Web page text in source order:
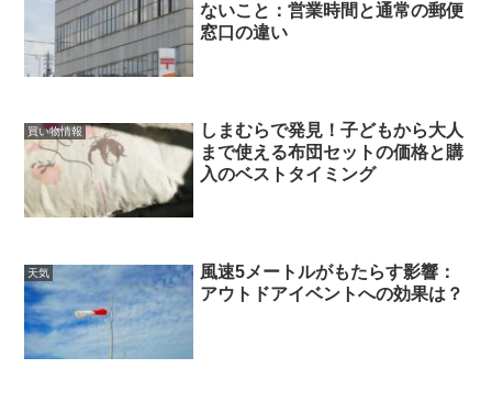
ないこと：営業時間と通常の郵便
窓口の違い
買い物情報
しまむらで発見！子どもから大人
まで使える布団セットの価格と購
入のベストタイミング
天気
風速5メートルがもたらす影響：
アウトドアイベントへの効果は？